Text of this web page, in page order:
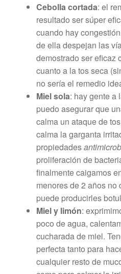
Cebolla cortada: el
resultado ser súper
cuando hay
de ella despejan las
demostrado ser eficaz
cuanto a la tos seca
no sería el remedio
Miel sola: hay gente a
puedo asegurar que
calma un ataque de
calma la garganta
propiedades
proliferación de
finalmente caigamos
menores de 2 años no
puede producirles
Miel y limón:
poco de agua,
cucharada de miel.
perfecta tanto para
cualquier resto de